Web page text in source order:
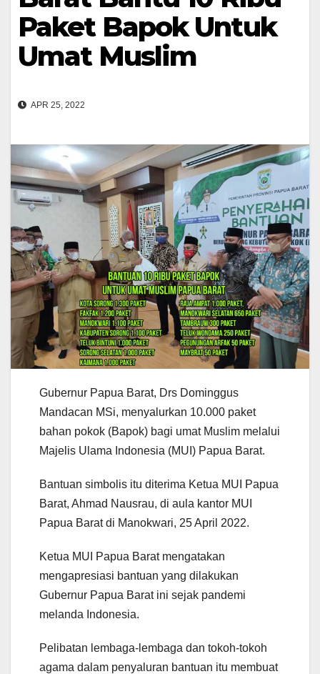
Paket Bapok Untuk
Umat Muslim
APR 25, 2022
Gubernur Papua Barat, Drs Dominggus
Mandacan MSi, menyalurkan 10.000 paket
bahan pokok (Bapok) bagi umat Muslim melalui
Majelis Ulama Indonesia (MUI) Papua Barat.
Bantuan simbolis itu diterima Ketua MUI Papua
Barat, Ahmad Nausrau, di aula kantor MUI
Papua Barat di Manokwari, 25 April 2022.
Ketua MUI Papua Barat mengatakan
mengapresiasi bantuan yang dilakukan
Gubernur Papua Barat ini sejak pandemi
melanda Indonesia.
Pelibatan lembaga-lembaga dan tokoh-tokoh
agama dalam penyaluran bantuan itu membuat